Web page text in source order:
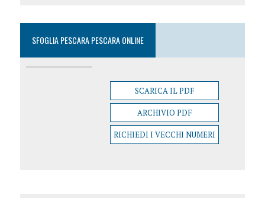
SFOGLIA PESCARA PESCARA ONLINE
SCARICA IL PDF
ARCHIVIO PDF
RICHIEDI I VECCHI NUMERI